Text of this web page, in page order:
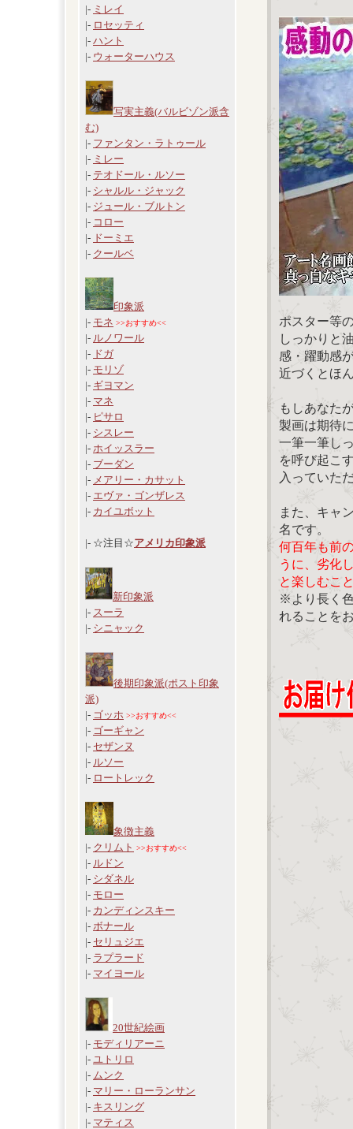
|- ミレイ
|- ロセッティ
|- ハント
|- ウォーターハウス
写実主義(バルビゾン派含
む)
|- ファンタン・ラトゥール
|- ミレー
|- テオドール・ルソー
|- シャルル・ジャック
|- ジュール・ブルトン
|- コロー
|- ドーミエ
|- クールベ
印象派
|- モネ >>おすすめ<<
|- ルノワール
|- ドガ
|- モリゾ
|- ギヨマン
|- マネ
|- ピサロ
|- シスレー
|- ホイッスラー
|- ブーダン
|- メアリー・カサット
|- エヴァ・ゴンザレス
|- カイユボット
|- ☆注目☆アメリカ印象派
新印象派
|- スーラ
|- シニャック
後期印象派(ポスト印象
派)
|- ゴッホ >>おすすめ<<
|- ゴーギャン
|- セザンヌ
|- ルソー
|- ロートレック
象徴主義
|- クリムト >>おすすめ<<
|- ルドン
|- シダネル
|- モロー
|- カンディンスキー
|- ボナール
|- セリュジエ
|- ラプラード
|- マイヨール
20世紀絵画
|- モディリアーニ
|- ユトリロ
|- ムンク
|- マリー・ローランサン
|- キスリング
|- マティス
ポスター等
しっかりと
感・躍動感
近づくとほ
もしあなた
製画は期待
一筆一筆し
を呼び起こ
入っていた
また、キャ
名です。
何百年も前
うに、劣化
と楽しむこ
※より長く
れることを